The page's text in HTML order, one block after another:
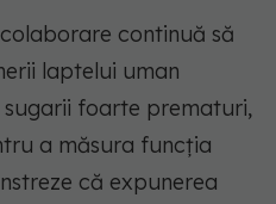
continuă să
laptelui uman
foarte prematuri,
a măsura funcția
că expunerea